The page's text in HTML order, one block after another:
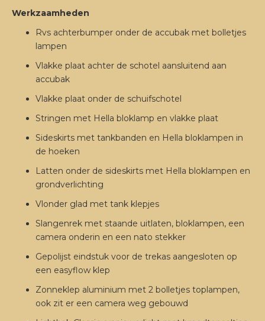
Werkzaamheden
Rvs achterbumper onder de accubak met bolletjes
lampen
Vlakke plaat achter de schotel aansluitend aan
accubak
Vlakke plaat onder de schuifschotel
Stringen met Hella bloklamp en vlakke plaat
Sideskirts met tankbanden en Hella bloklampen in
de hoeken
Latten onder de sideskirts met Hella bloklampen en
grondverlichting
Vlonder glad met tank klepjes
Slangenrek met staande uitlaten, bloklampen, een
camera onderin en een nato stekker
Gepolijst eindstuk voor de trekas aangesloten op
een easyflow klep
Zonneklep aluminium met 2 bolletjes toplampen,
ook zit er een camera weg gebouwd